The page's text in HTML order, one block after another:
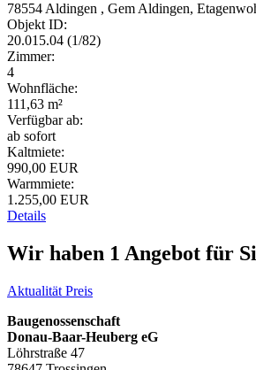
78554 Aldingen , Gem Aldingen,
Objekt ID:
20.015.04 (1/82)
Zimmer:
4
Wohnfläche:
111,63 m²
Verfügbar ab:
ab sofort
Kaltmiete:
990,00 EUR
Warmmiete:
1.255,00 EUR
Details
Wir haben 1 Angebot für
Aktualität Preis
Baugenossenschaft
Donau-Baar-Heuberg eG
Löhrstraße 47